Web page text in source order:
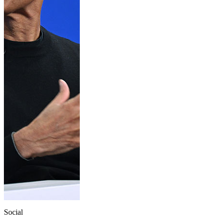
Social